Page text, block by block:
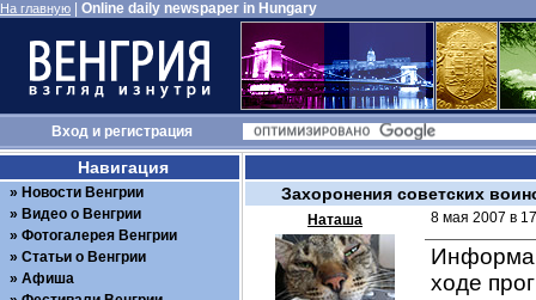
На главную Online daily newspaper in Hungary
Входи регистрация
Захоронения советских
Наташа 8 мая 2007 в
ходе
Навигация
Новости Венгрии
Видео о Венгрии
Фотогалерея Венгрии
Статьи о Венгрии
Афиша